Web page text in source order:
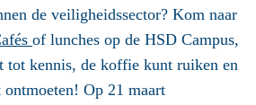
de veiligheidssector? Kom naar
of lunches op de HSD Campus,
tot kennis, de koffie kunt ruiken en
Op 21 maart